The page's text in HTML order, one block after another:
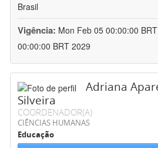
Brasil
Vigência: Mon Feb 05 00:00:00
00:00:00 BRT 2029
Adriana
Silveira
COORDENADOR(A)
CIÊNCIAS HUMANAS
Educação